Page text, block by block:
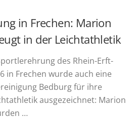
in Frechen: Marion
in der Leichtathletik
des Rhein-Erft-
in Frechen wurde auch eine
Bedburg für ihre
ausgezeichnet: Marion
…